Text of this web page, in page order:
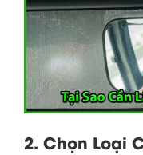
2. Chọn Loại